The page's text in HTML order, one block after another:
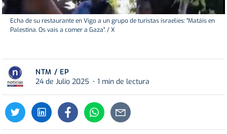
Echa de su restaurante en Vigo a un grupo de turistas israelíes: "Matáis en
Palestina. Os vais a comer a Gaza". / X
NTM / EP
24 de Julio 2025
1 min de lectura